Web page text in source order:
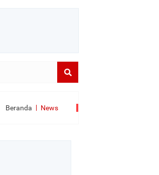
Beranda News